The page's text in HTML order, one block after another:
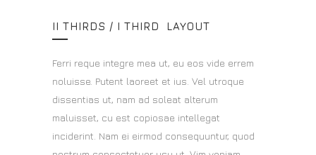
II THIRDS / I THIRD LAYOUT
Ferri reque integre mea ut, eu eos vide errem
noluisse. Putent laoreet et ius. Vel utroque
dissentias ut, nam ad soleat alterum
maluisset, cu est copiosae intellegat
inciderint. Nam ei eirmod consequuntur, quod